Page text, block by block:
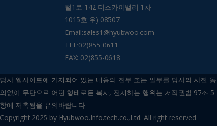
털1로 142 더스카이밸리 1차
1015호 우) 08507
Email:sales1@hyubwoo.com
TEL:02)855-0611
FAX: 02)855-0618
당사 웹사이트에 기재되어 있는 내용의 전부 또는 일부를 당사의 사전 동
의없이 무단으로 어떤 형태로든 복사, 전재하는 행위는 저작권법 97조 5
항에 저촉됨을 유의바랍니다
Copyright 2025 by Hyubwoo.Info.tech.co.,Ltd. All right reserved